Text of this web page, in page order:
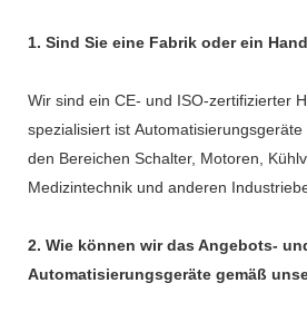
1. Sind Sie eine Fabrik oder ein
Wir sind ein CE- und ISO-zertifizierter
spezialisiert ist
den Bereichen Schalter, Motoren,
Medizintechnik und anderen
2. Wie können wir das Angebots-
Automatisierungsgeräte gemäß